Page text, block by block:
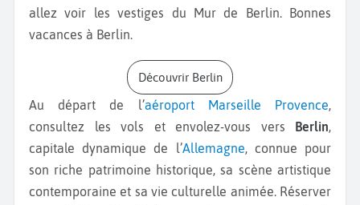
allez voir les vestiges du Mur de Berlin. Bonnes
vacances à Berlin.
Découvrir Berlin
Au départ de l’aéroport Marseille Provence,
consultez les vols et envolez-vous vers
Berlin,
capitale dynamique de l’Allemagne, connue pour
son riche patrimoine historique, sa scène artistique
contemporaine et sa vie culturelle animée. Réserver